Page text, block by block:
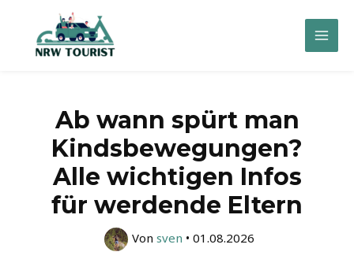
springen
Main
Ab wann spürt man
Kindsbewegungen?
Alle wichtigen Infos
für werdende Eltern
Von sven • 01.08.2026